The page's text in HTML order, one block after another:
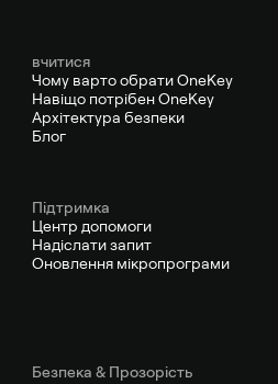
вчитися
Чому варто обрати OneKey
Навіщо потрібен OneKey
Архітектура безпеки
Блог
Підтримка
Центр допомоги
Надіслати запит
Оновлення мікропрограми
Безпека & Прозорість